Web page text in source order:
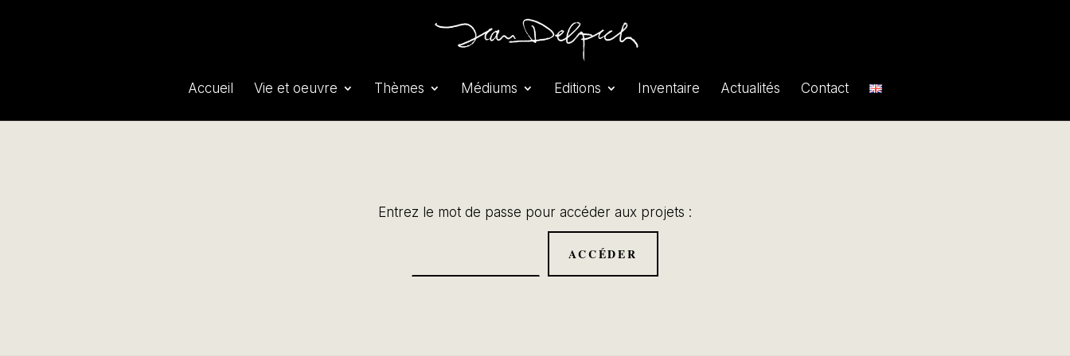
Accueil Vie et oeuvre Thèmes Médiums Editions Inventaire Actualités Contact
Entrez le mot de passe pour accéder aux projets :